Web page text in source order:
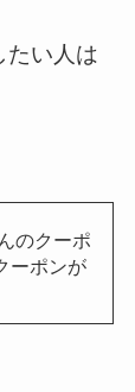
たい人は
のクーポ
ーポンが